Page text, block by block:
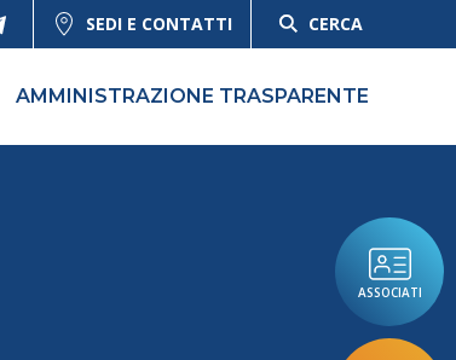
SEDI E CONTATTI CERCA
AMMINISTRAZIONE TRASPARENTE
ASSOCIATI